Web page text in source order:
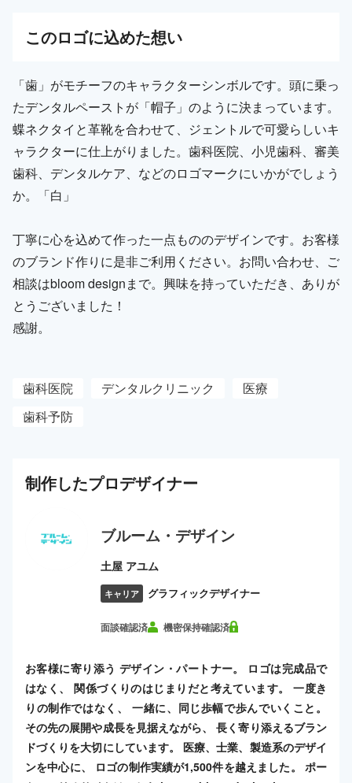
このロゴに込めた想い
「歯」がモチーフのキャラクターシンボルです。頭に乗っ
たデンタルペーストが「帽子」のように決まっています。
蝶ネクタイと革靴を合わせて、ジェントルで可愛らしいキ
ャラクターに仕上がりました。歯科医院、小児歯科、審美
歯科、デンタルケア、などのロゴマークにいかがでしょう
か。「白」
丁寧に心を込めて作った一点もののデザインです。お客様
のブランド作りに是非ご利用ください。お問い合わせ、ご
相談はbloom designまで。興味を持っていただき、ありが
とうございました！
感謝。
歯科医院 デンタルクリニック
医療
歯科予防
制作したプロデザイナー
ブルーム・デザイン
土屋 アユム
キャリア グラフィックデザイナー
面談確認済 機密保持確認済
お客様に寄り添う デザイン・パートナー。 ロゴは完成品で
はなく、 関係づくりのはじまりだと考えています。 一度き
りの制作ではなく、 一緒に、同じ歩幅で歩んでいくこと。
その先の展開や成長を見据えながら、 長く寄り添えるブラン
ドづくりを大切にしています。 医療、士業、製造系のデザイ
ンを中心に、 ロゴの制作実績が1,500件を越えました。 ポー